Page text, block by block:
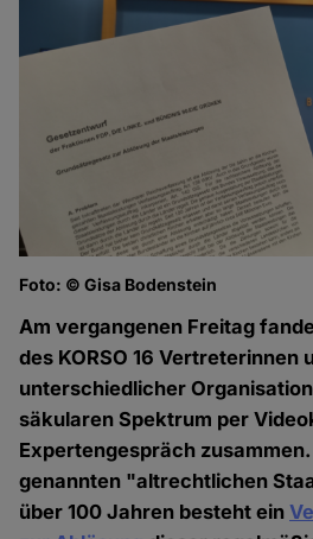
Foto: © Gisa Bodenstein
Am vergangenen Freitag
des KORSO 16 Vertreterinnen
unterschiedlicher
säkularen Spektrum per
Expertengespräch
genannten "altrechtlichen
über 100 Jahren besteht ein